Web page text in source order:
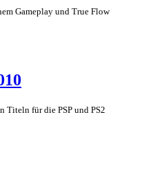
Gameplay und True Flow
Titeln für die PSP und PS2